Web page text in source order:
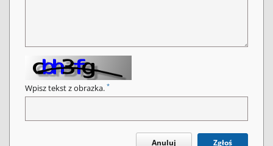
Wpisz tekst z obrazka. *
Anuluj Zgłoś